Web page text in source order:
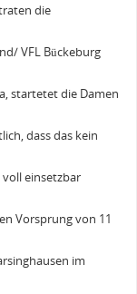
die
VFL Bückeburg
startetet die Damen
dass das kein
voll einsetzbar
Vorsprung von 11
im